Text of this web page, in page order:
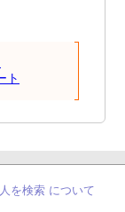
ト
を検索 について